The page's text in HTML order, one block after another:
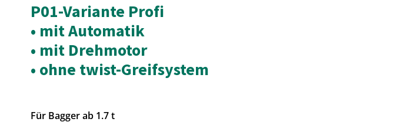
P01-Variante Profi
• mit Automatik
• mit Drehmotor
• ohne twist-Greifsystem
Für Bagger ab 1.7 t